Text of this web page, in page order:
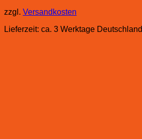
zzgl. Versandkosten
Lieferzeit: ca. 3 Werktage Deutschland